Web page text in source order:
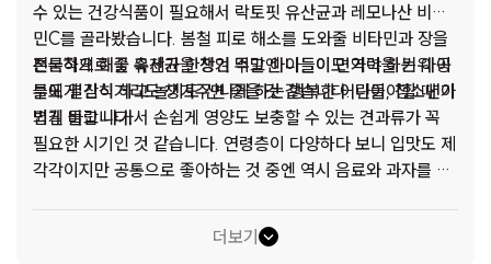
수 있는 건강식품이 필요해서 락토핏 유산균과 레모나산 비타
민C를 골라봤습니다. 봄철 피로 해소를 도와줄 비타민과 장을
튼튼하게 해줄 유산균을 챙겨 먹고 아이들이 면역력을 키워 공
부도 열심히 하고 놀기도 신나게 하는 행복한 어린이, 청소년이
되길 바랍니다.
전국적으로 꽃 축제가 한창인 주말엔 나들이도 가야 하는 아이
들에게 간식거리도 챙겨주면 좋을 것 같습니다. 나들이할 때 가
볍게 들고 나가서 손쉽게 영양도 보충할 수 있는 견과류가 꼭
필요한 시기인 것 같습니다. 연령층이 다양하다 보니 입맛도 제
각각이지만 공통으로 좋아하는 것 중엔 역시 음료와 과자를 빼
와 음료를 골랐습니다. 짧은 봄, 긴 여름을 고창행복원 아이들
이 행복하게 지낼 수 있게 관심 가져주시고 따뜻한 사랑을 베풀
더보기